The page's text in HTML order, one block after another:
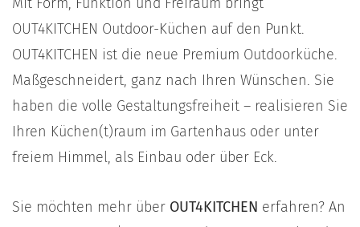
OUT4KITCHEN Outdoor-Küchen auf den Punkt.
OUT4KITCHEN ist die neue Premium Outdoorküche.
Maßgeschneidert, ganz nach Ihren Wünschen. Sie
haben die volle Gestaltungsfreiheit – realisieren Sie
Ihren Küchen(t)raum im Gartenhaus oder unter
freiem Himmel, als Einbau oder über Eck.
Sie möchten mehr über OUT4KITCHEN erfahren? An